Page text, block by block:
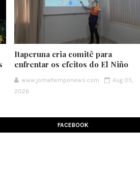
Itaperuna cria comitê para
enfrentar os efeitos do El Niño
www.jornaltemponews.com
Aug 05,
2026
FACEBOOK